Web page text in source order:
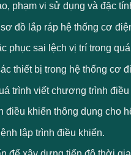
phạm vi sử dụng và đặc
đồ lắp ráp hệ thống cơ
phục sai lệch vị trí trong
thiết bị trong hệ thống cơ
trình viết chương trình
điều khiển thông dụng cho
lập trình điều khiển.